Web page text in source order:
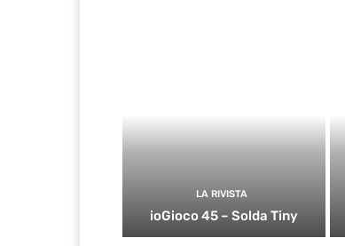
LA RIVISTA
ioGioco 45 – Solda Tiny